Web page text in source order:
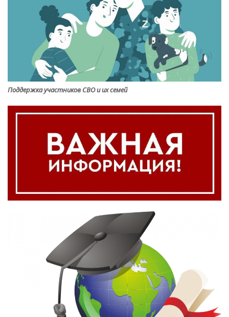
Поддержка участников СВО и их семей